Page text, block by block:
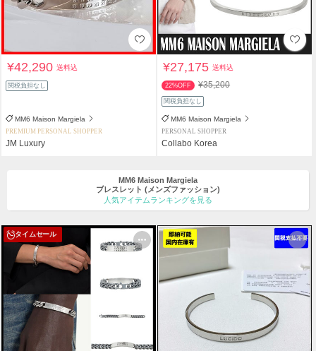
¥42,290送料込
関税負担なし
MM6 Maison Margiela
PREMIUM PERSONAL SHOPPER
JM Luxury
¥27,175送料込
22%OFF ¥35,200
関税負担なし
MM6 Maison Margiela
PERSONAL SHOPPER
Collabo Korea
MM6 Maison Margiela
ブレスレット (メンズファッション)
人気アイテムランキングを見る
タイムセール